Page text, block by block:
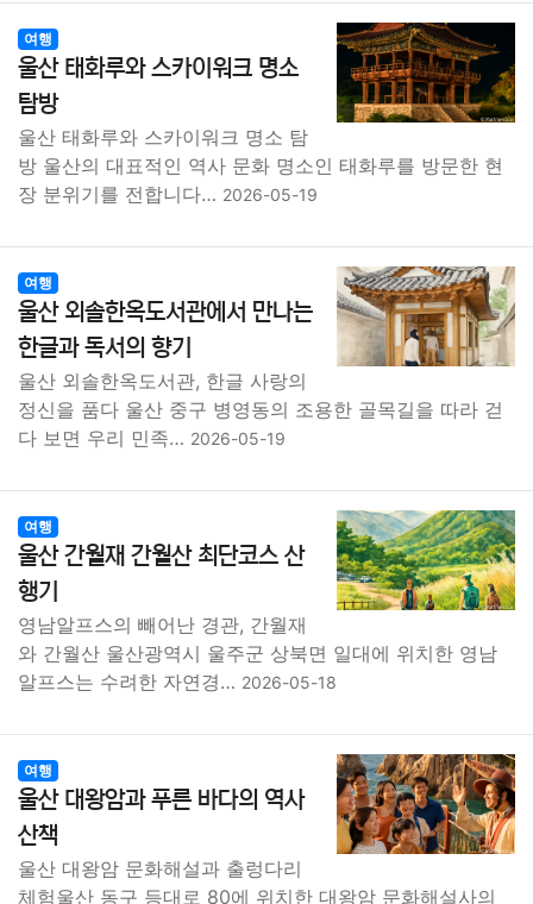
여행
울산 태화루와 스카이워크 명소
탐방
울산 태화루와 스카이워크 명소 탐
방 울산의 대표적인 역사 문화 명소인 태화루를 방문한 현
장 분위기를 전합니다… 2026-05-19
여행
울산 외솔한옥도서관에서 만나는
한글과 독서의 향기
울산 외솔한옥도서관, 한글 사랑의
정신을 품다 울산 중구 병영동의 조용한 골목길을 따라 걷
다 보면 우리 민족… 2026-05-19
여행
울산 간월재 간월산 최단코스 산
행기
영남알프스의 빼어난 경관, 간월재
와 간월산 울산광역시 울주군 상북면 일대에 위치한 영남
알프스는 수려한 자연경… 2026-05-18
여행
울산 대왕암과 푸른 바다의 역사
산책
울산 대왕암 문화해설과 출렁다리
체험울산 동구 등대로 80에 위치한 대왕암 문화해설사의